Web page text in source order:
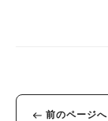
前のページへ